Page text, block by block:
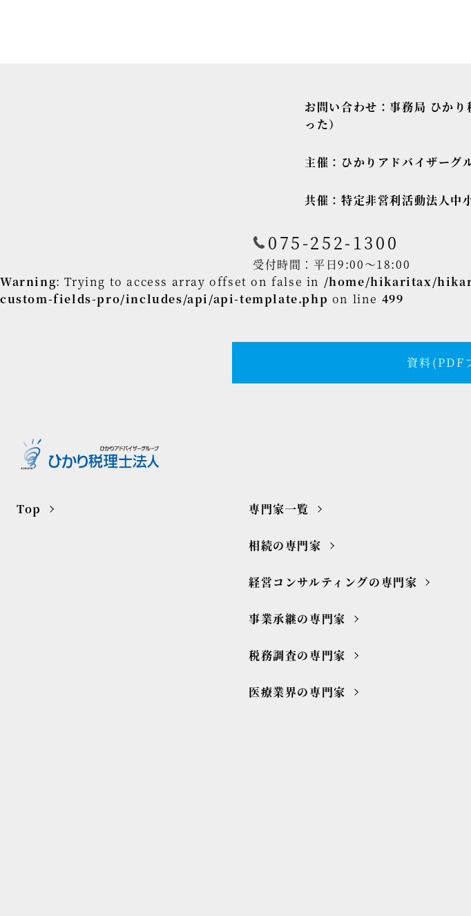
お問い合わせ：事務局 ひか
った）
主催： ひかりアドバイザーグ
共催：特定非営利活動法人中
075-252-1300
受付時間：平日9:00～18:00
Warning: Trying to access array offset on false in /home/hikaritax/
custom-fields-pro/includes/api/api-template.php on line 499
資料(PDF
Top 専門家一覧
相続の専門家
経営コンサルティングの専門家
事業承継の専門家
税務調査の専門家
医療業界の専門家